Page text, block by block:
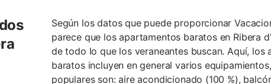
Según los datos que puede proporcionar
parece que los apartamentos baratos en Ribera
de todo lo que los veraneantes buscan. Aquí, los
baratos incluyen en general varios
populares son: aire acondicionado (100 %),